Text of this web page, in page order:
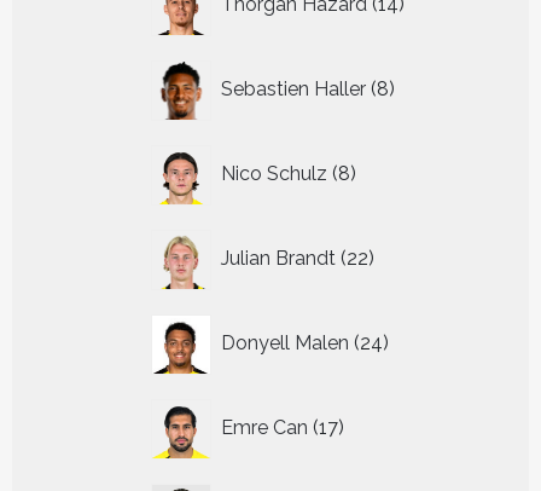
producten
Sebastien Haller 8
producten
Nico Schulz 8
producten
Julian Brandt 22
producten
Donyell Malen 24
producten
Emre Can 17
producten